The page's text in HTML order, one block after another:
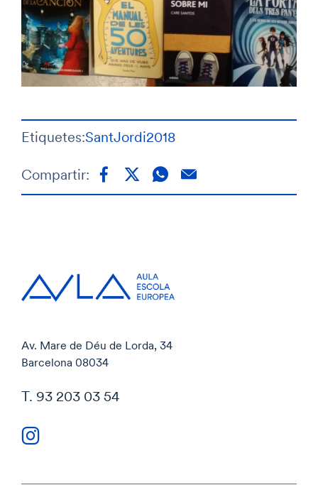
Etiquetes:SantJordi2018
Compartir:
Av. Mare de Déu de Lorda, 34
Barcelona 08034
T. 93 203 03 54